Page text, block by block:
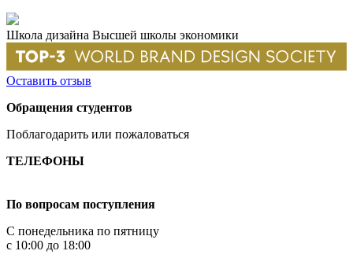
Школа дизайна Высшей школы экономики
Оставить отзыв
Обращения студентов
Поблагодарить или пожаловаться
ТЕЛЕФОНЫ
По вопросам поступления
С понедельника по пятницу
с 10:00 до 18:00